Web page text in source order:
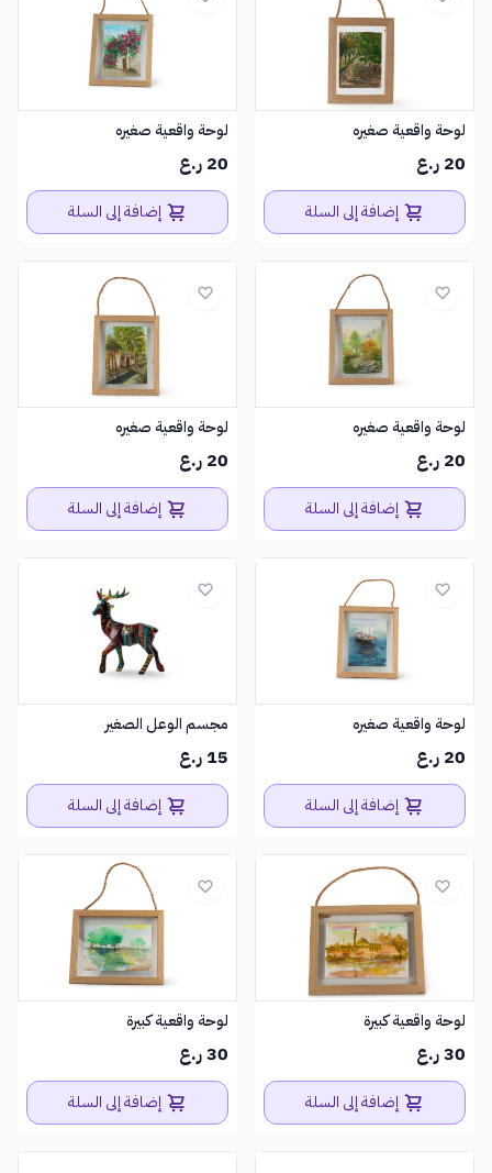
لوحة واقعية صغيره
20 ر.ع
إضافة إلى السلة
لوحة واقعية صغيره
20 ر.ع
إضافة إلى السلة
لوحة واقعية صغيره
20 ر.ع
إضافة إلى السلة
لوحة واقعية صغيره
20 ر.ع
إضافة إلى السلة
لوحة واقعية صغيره
20 ر.ع
إضافة إلى السلة
مجسم الوعل الصغير
15 ر.ع
إضافة إلى السلة
لوحة واقعية كبيرة
30 ر.ع
إضافة إلى السلة
لوحة واقعية كبيرة
30 ر.ع
إضافة إلى السلة